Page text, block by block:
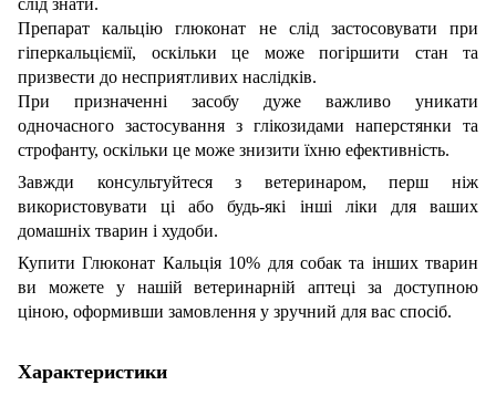
Препарат кальцію глюконат не слід застосовувати при
гіперкальціємії, оскільки це може погіршити стан та
призвести до несприятливих наслідків.
При призначенні засобу дуже важливо уникати
одночасного застосування з глікозидами наперстянки та
строфанту, оскільки це може знизити їхню ефективність.
Завжди консультуйтеся з ветеринаром, перш ніж
використовувати ці або будь-які інші ліки для ваших
домашніх тварин і худоби.
Купити Глюконат Кальція 10% для собак та інших тварин
ви можете у нашій ветеринарній аптеці за доступною
ціною, оформивши замовлення у зручний для вас спосіб.
Характеристики